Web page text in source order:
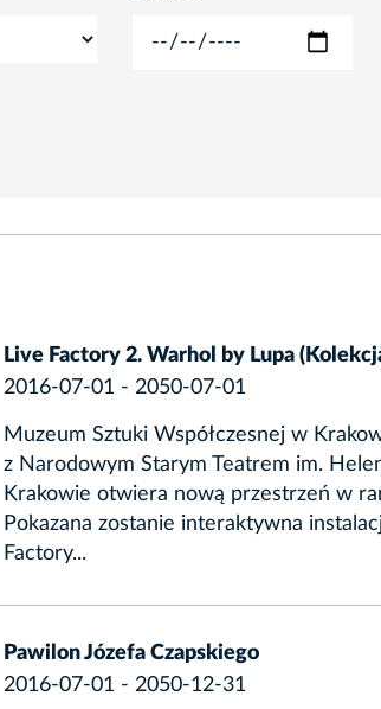
Live Factory 2. Warhol by Lupa
2016-07-01 - 2050-07-01
Muzeum Sztuki Współczesnej w
z Narodowym Starym Teatrem im.
Krakowie otwiera nową przestrzeń w
Pokazana zostanie interaktywna
Factory...
Pawilon Józefa Czapskiego
2016-07-01 - 2050-12-31